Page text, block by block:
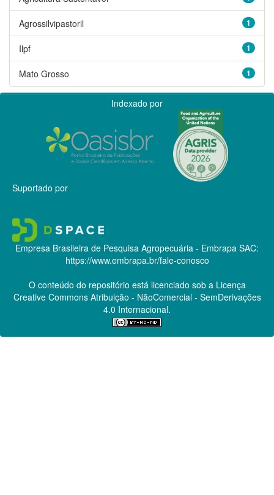
1
Agrossilvipastoril
1
Ilpf
1
Mato Grosso
Indexado por
Suportado por
Empresa Brasileira de Pesquisa Agropecuária - Embrapa SAC:
https://www.embrapa.br/fale-conosco
O conteúdo do repositório está licenciado sob a Licença
Creative CommonsAtribuição - NãoComercial - SemDerivações
4.0 Internacional.